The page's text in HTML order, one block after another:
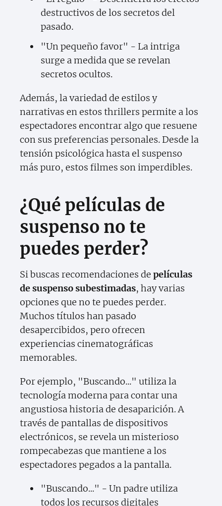
destructivos de los secretos del
pasado.
"Un pequeño favor" - La intriga
surge a medida que se revelan
secretos ocultos.
Además, la variedad de estilos y
narrativas en estos thrillers permite a los
espectadores encontrar algo que resuene
con sus preferencias personales. Desde la
tensión psicológica hasta el suspenso
más puro, estos filmes son imperdibles.
¿Qué películas de
suspenso no te
puedes perder?
Si buscas recomendaciones de películas
de suspenso subestimadas, hay varias
opciones que no te puedes perder.
Muchos títulos han pasado
desapercibidos, pero ofrecen
experiencias cinematográficas
memorables.
Por ejemplo, "Buscando..." utiliza la
tecnología moderna para contar una
angustiosa historia de desaparición. A
través de pantallas de dispositivos
electrónicos, se revela un misterioso
rompecabezas que mantiene a los
espectadores pegados a la pantalla.
"Buscando..." - Un padre utiliza
todos los recursos digitales